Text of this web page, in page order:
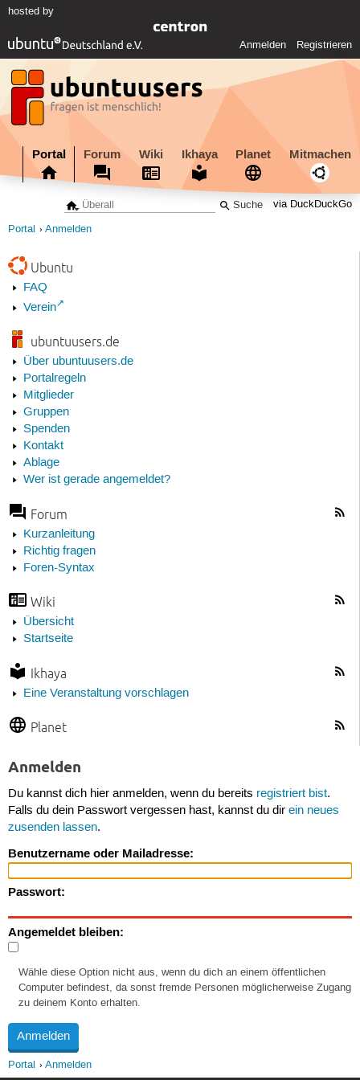
hosted by
Anmelden Registrieren
Portal Forum Wiki Ikhaya Planet Mitmachen
via DuckDuckGo
Portal Anmelden
Ubuntu
FAQ
Verein
ubuntuusers.de
Über ubuntuusers.de
Portalregeln
Mitglieder
Gruppen
Spenden
Kontakt
Ablage
Wer ist gerade angemeldet?
Forum
Kurzanleitung
Richtig fragen
Foren-Syntax
Wiki
Übersicht
Startseite
Ikhaya
Eine Veranstaltung vorschlagen
Planet
Anmelden
Du kannst dich hier anmelden, wenn du bereits registriert bist.
Falls du dein Passwort vergessen hast, kannst du dir ein neues
zusenden lassen.
Benutzername oder Mailadresse:
Passwort:
Angemeldet bleiben:
Wähle diese Option nicht aus, wenn du dich an einem öffentlichen
Computer befindest, da sonst fremde Personen möglicherweise Zugang
zu deinem Konto erhalten.
Portal Anmelden